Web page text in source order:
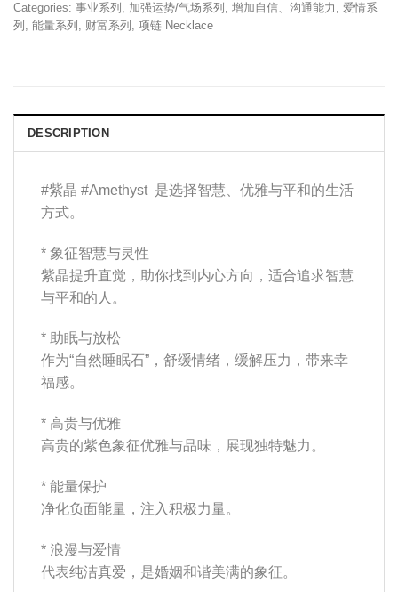
Categories: 事业系列 , 加强运势/气场系列 , 增加自信、沟通能力 , 爱情系
列 , 能量系列 , 财富系列 , 项链 Necklace
DESCRIPTION
#紫晶 #Amethyst 是选择智慧、优雅与平和的生活
方式。
* 象征智慧与灵性
紫晶提升直觉，助你找到内心方向，适合追求智慧
与平和的人。
* 助眠与放松
作为“自然睡眠石”，舒缓情绪，缓解压力，带来幸
福感。
* 高贵与优雅
高贵的紫色象征优雅与品味，展现独特魅力。
* 能量保护
净化负面能量，注入积极力量。
* 浪漫与爱情
代表纯洁真爱，是婚姻和谐美满的象征。